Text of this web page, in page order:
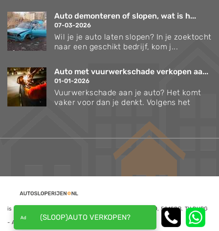
Auto demonteren of slopen, wat is h...
07-03-2026
Wil je je auto laten slopen? In je zoektocht
naar een geschikt bedrijf, kom j...
Auto met vuurwerkschade verkopen aa...
01-01-2026
Vuurwerkschade aan je auto? Het komt
vaker voor dan je denkt. Volgens het
is een website van NoQ B.V., Kapitein Hatterasstraat 30, 5015BB, TILBURG
- Alle rechten voorbehouden
(SLOOP)AUTO VERKOPEN?